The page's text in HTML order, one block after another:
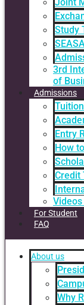
Study
3rd
of
Admissions
Entry
How
Credit
Videos
For Student
FAQ
About us
Why